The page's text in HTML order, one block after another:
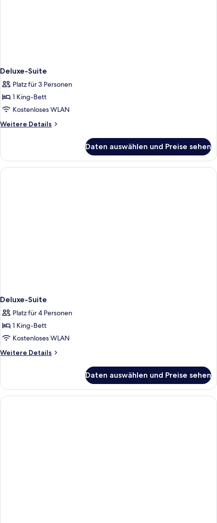
Deluxe-Suite
Platz für 3 Personen
1 King-Bett
Kostenloses WLAN
Weitere Details
Weitere
Suite
Daten auswählen und Preise sehen
Deluxe-Suite
Platz für 4 Personen
1 King-Bett
Kostenloses WLAN
Weitere Details
Weitere
Suite
Daten auswählen und Preise sehen